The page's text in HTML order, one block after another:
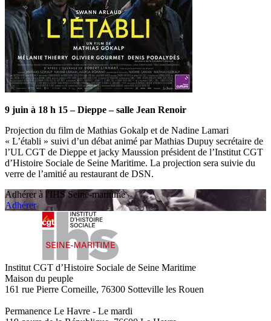
9 juin à 18 h 15 – Dieppe – salle Jean Renoir
Projection du film de Mathias Gokalp et de Nadine Lamari
« L’établi » suivi d’un débat animé par Mathias Dupuy secrétaire de
l’UL CGT de Dieppe et jacky Maussion président de l’Institut CGT
d’Histoire Sociale de Seine Maritime. La projection sera suivie du
verre de l’amitié au restaurant de DSN.
Adhérer à l'IHS Seine-maritime
Adhérer
Institut CGT d’Histoire Sociale de Seine Maritime
Maison du peuple
161 rue Pierre Corneille, 76300 Sotteville les Rouen
Permanence Le Havre - Le mardi